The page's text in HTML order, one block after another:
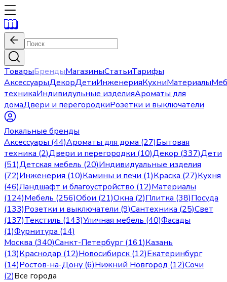
ТоварыБрендыМагазиныСтатьиТарифы
АксессуарыДекорДетиИнженерияКухниМатериалы
техникаИндивидульные изделияАроматы для
домаДвери и перегородкиРозетки и выключатели
Локальные бренды
Аксессуары (44)Ароматы для дома (27)Бытовая
техника (2)Двери и перегородки (10)Декор (337)Дети
(51)Детская мебель (20)Индивидуальные изделия
(72)Инженерия (10)Камины и печи (1)Краска (27)Кухня
(46)Ландшафт и благоустройство (12)Материалы
(124)Мебель (256)Обои (21)Окна (2)Плитка (38)Посуда
(133)Розетки и выключатели (9)Сантехника (25)Свет
(137)Текстиль (143)Уличная мебель (40)Фасады
(1)Фурнитура (14)
Москва (340)Санкт-Петербург(161)Казань
(13)Краснодар (12)Новосибирск (12)Екатеринбург
(14)Ростов-на-Дону (6)Нижний Новгород (12)Сочи
(2)Все города